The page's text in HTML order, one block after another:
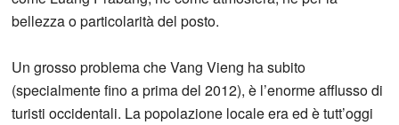
bellezza o particolarità del posto.
Un grosso problema che Vang Vieng ha subito
(specialmente fino a prima del 2012), è l’enorme afflusso di
turisti occidentali. La popolazione locale era ed è tutt’oggi